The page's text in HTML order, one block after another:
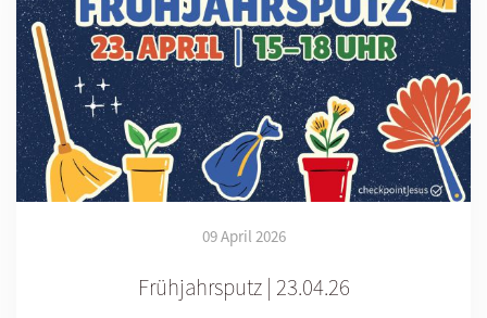
09 April 2026
Frühjahrsputz | 23.04.26